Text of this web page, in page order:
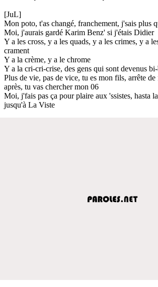
[JuL]
Mon poto, t'as changé, franchement, j'sais plus
Moi, j'aurais gardé Karim Benz' si j'étais Didier
Y a les cross, y a les quads, y a les crimes, y a
crament
Y a la crème, y a le chrome
Y a la cri-cri-crise, des gens qui sont devenus
Plus de vie, pas de vice, tu es mon fils, arrête de
après, tu vas chercher mon 06
Moi, j'fais pas ça pour plaire aux 'ssistes, hasta
jusqu'à La Viste